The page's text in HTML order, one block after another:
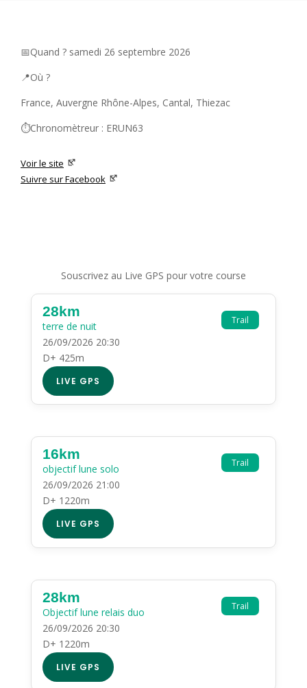
📅Quand ? samedi 26 septembre 2026
📍Où ?
France, Auvergne Rhône-Alpes, Cantal, Thiezac
⏱️Chronomètreur : ERUN63
Voir le site
Suivre sur Facebook
Souscrivez au Live GPS pour votre course
Trail
28km
terre de nuit
26/09/2026 20:30
D+ 425m
LIVE GPS
Trail
16km
objectif lune solo
26/09/2026 21:00
D+ 1220m
LIVE GPS
Trail
28km
Objectif lune relais duo
26/09/2026 20:30
D+ 1220m
LIVE GPS